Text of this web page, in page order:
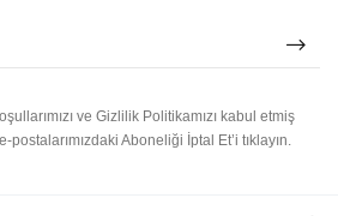
ve Gizlilik Politikamızı kabul etmiş
postalarımızdaki Aboneliği İptal Et’i tıklayın.